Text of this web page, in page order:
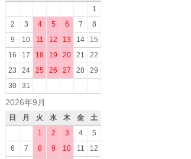
1
2
3 4 5 6 7
8
9
10 11 12 13 14
15
16
17 18 19 20 21
22
23
24 25 26 27 28
29
30
31
2026年9月
日 月 火 水 木 金
土
1
2 3 4
5
6
7 8 9 10 11
12